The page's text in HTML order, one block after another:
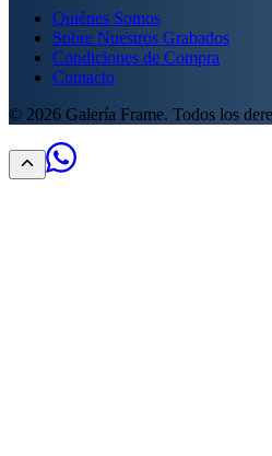
Quiénes Somos
Sobre Nuestros Grabados
Condiciones de Compra
Contacto
© 2026 Galería Frame. Todos los